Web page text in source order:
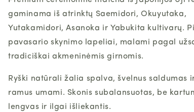
gaminama iš atrinktų Saemidori, Okuyutaka,
Yutakamidori, Asanoka ir Yabukita kultivarų.
pavasario skynimo lapeliai, malami pagal
tradiciškai akmeninėmis girnomis.
Ryški natūrali žalia spalva, švelnus saldumas
ramus umami. Skonis subalansuotas, be
lengvas ir ilgai išliekantis.